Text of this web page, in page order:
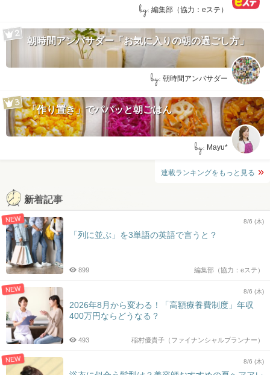
by: 編集部（協力：eステ）
朝時間アンバサダー「お気に入りの朝の過ごし方」
by: 朝時間アンバサダー
「作り置き」でパパッと朝ごはん
by: Mayu*
連載ランキングをもっと見る
新着記事
NEW 8/6 (木)
「列に並ぶ」を3単語の英語で言うと？
編集部（協力：eステ）
899
NEW 8/6 (木)
2026年8月から変わる！「高額療養費制度」年収
400万円ならどうなる？
稲村優貴子（ファイナンシャルプランナー）
493
NEW 8/6 (木)